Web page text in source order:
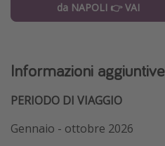
da NAPOLI 👉 VAI
Informazioni aggiuntive
PERIODO DI VIAGGIO
Gennaio - ottobre 2026